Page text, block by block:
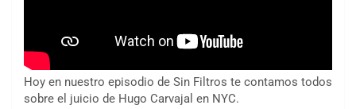
Hoy en nuestro episodio de Sin Filtros te contamos todos
sobre el juicio de Hugo Carvajal en NYC.